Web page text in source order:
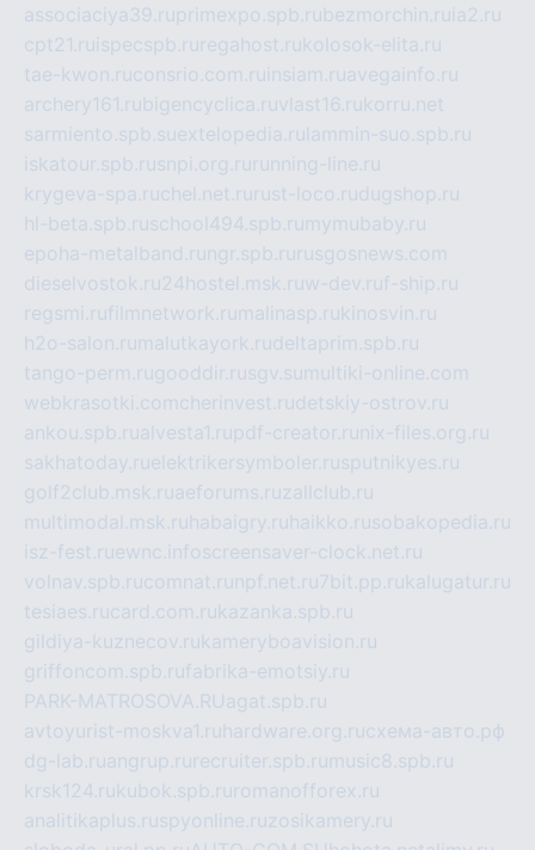
associaciya39.ruprimexpo.spb.rubezmorchin.ru ia2.ru
cpt21.ru ispecspb.ru regahost.rukolosok-elita.ru
tae-kwon.ruconsrio.com.ru insiam.ruavegainfo.ru
archery161.rubigencyclica.ruvlast16.rukorru.net
sarmiento.spb.suextelopedia.ru lammin-suo.spb.ru
iskatour.spb.rusnpi.org.ru running-line.ru
krygeva-spa.ruchel.net.ru rust-loco.rudugshop.ru
hl-beta.spb.ruschool494.spb.ru mymubaby.ru
epoha-metalband.ru ngr.spb.ru rusgosnews.com
dieselvostok.ru24hostel.msk.ruw-dev.ruf-ship.ru
regsmi.rufilmnetwork.ru malinasp.rukinosvin.ru
h2o-salon.ru malutkayork.rudeltaprim.spb.ru
tango-perm.rugooddir.rusgv.su multiki-online.com
webkrasotki.comcherinvest.rudetskiy-ostrov.ru
ankou.spb.rualvesta1.rupdf-creator.ru nix-files.org.ru
sakhatoday.ruelektrikersymboler.rusputnikyes.ru
golf2club.msk.ruaeforums.ruzallclub.ru
multimodal.msk.ru habaigry.ru haikko.rusobakopedia.ru
isz-fest.ruewnc.infoscreensaver-clock.net.ru
volnav.spb.rucomnat.ru npf.net.ru 7bit.pp.rukalugatur.ru
tesiaes.rucard.com.rukazanka.spb.ru
gildiya-kuznecov.rukameryboavision.ru
griffoncom.spb.rufabrika-emotsiy.ru
PARK-MATROSOVA.RUagat.spb.ru
avtoyurist-moskva1.ru hardware.org.ruсхема-авто.рф
dg-lab.ruangrup.ru recruiter.spb.ru music8.spb.ru
krsk124.rukubok.spb.ru romanofforex.ru
analitikaplus.ruspyonline.ruzosikamery.ru